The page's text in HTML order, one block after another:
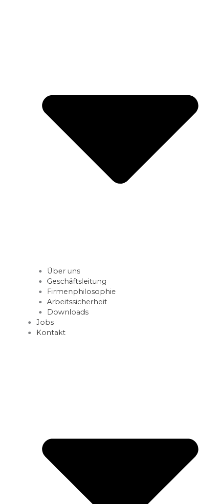
Über uns
Geschäftsleitung
Firmenphilosophie
Arbeitssicherheit
Downloads
Jobs
Kontakt